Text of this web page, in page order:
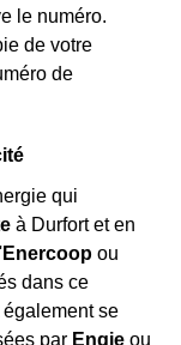
le numéro.
de votre
de
qui
à Durfort et en
Enercoop ou
dans ce
se
par Engie ou